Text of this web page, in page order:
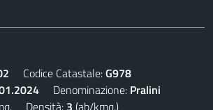
Codice Catastale:G978
Denominazione: Pralini
Densità: 3 (ab/kmq.)